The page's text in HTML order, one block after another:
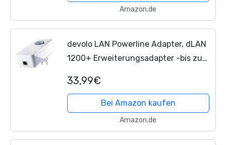
Amazon.de
devolo LAN Powerline Adapter, dLAN
1200+ Erweiterungsadapter -bis zu
LAN Anschluss, LAN Steckdose, weiß
33,99€
Bei Amazon kaufen
Amazon.de